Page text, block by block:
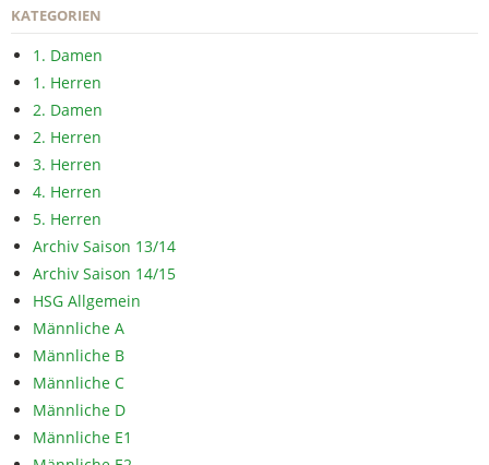
KATEGORIEN
1. Damen
1. Herren
2. Damen
2. Herren
3. Herren
4. Herren
5. Herren
Archiv Saison 13/14
Archiv Saison 14/15
HSG Allgemein
Männliche A
Männliche B
Männliche C
Männliche D
Männliche E1